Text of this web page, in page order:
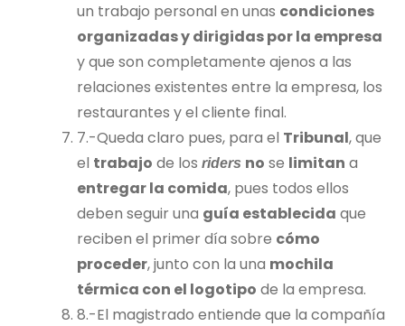
un trabajo personal en unas condiciones
organizadas y dirigidas por la empresa
y que son completamente ajenos a las
relaciones existentes entre la empresa, los
restaurantes y el cliente final.
7.-Queda claro pues, para el Tribunal, que
el trabajo de los riders no se limitan a
entregar la comida, pues todos ellos
deben seguir una guía establecida que
reciben el primer día sobre cómo
proceder, junto con la una mochila
térmica con el logotipo de la empresa.
8.-El magistrado entiende que la compañía